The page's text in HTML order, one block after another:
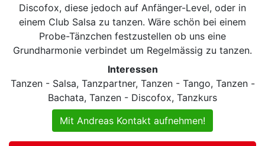
Discofox, diese jedoch auf Anfänger-Level, oder in
einem Club Salsa zu tanzen. Wäre schön bei einem
Probe-Tänzchen festzustellen ob uns eine
Grundharmonie verbindet um Regelmässig zu tanzen.
Interessen
Tanzen - Salsa, Tanzpartner, Tanzen - Tango, Tanzen -
Bachata, Tanzen - Discofox, Tanzkurs
Mit Andreas Kontakt aufnehmen!